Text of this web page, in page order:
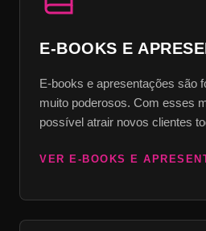
E-BOOKS E
E-books e apresentações são
muito poderosos. Com esses
possível atrair novos clientes
VER E-BOOKS E